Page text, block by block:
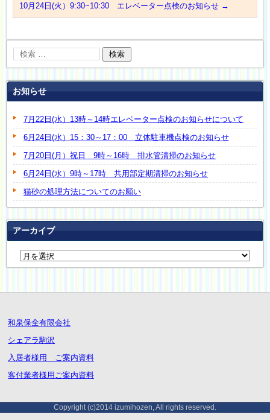
10月24日(火）9:30~10:30 エレベーター点検のお知らせ →
お知らせ
7月22日(水）13時～14時エレベーター点検のお知らせについて
6月24日(水）15：30～17：00 立体駐車機点検のお知らせ
7月20日(月）祝日 9時～16時 排水管清掃のお知らせ
6月24日(水）9時～17時 共用部定期清掃のお知らせ
猫砂の処理方法についてのお願い
アーカイブ
和泉保全有限会社
シェアラ駒沢
入居者様用 ご案内資料
客付業者様用ご案内資料
Copyright (c)2014 izumihozen, All rights reserved.